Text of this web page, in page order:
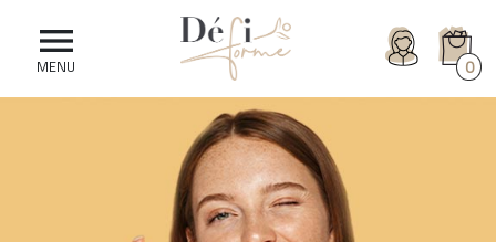

MENU 0